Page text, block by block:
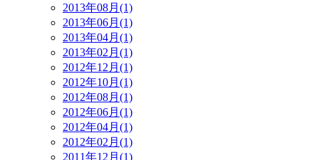
2013年08月(1)
2013年06月(1)
2013年04月(1)
2013年02月(1)
2012年12月(1)
2012年10月(1)
2012年08月(1)
2012年06月(1)
2012年04月(1)
2012年02月(1)
2011年12月(1)